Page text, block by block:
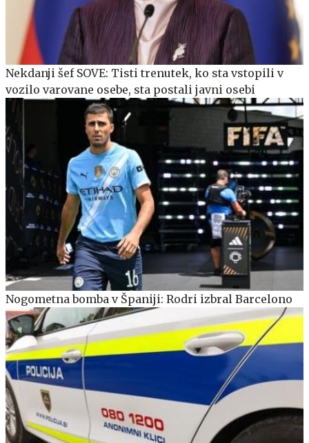
Nekdanji šef SOVE: Tisti trenutek, ko sta vstopili v
vozilo varovane osebe, sta postali javni osebi
Nogometna bomba v Španiji: Rodri izbral Barcelono